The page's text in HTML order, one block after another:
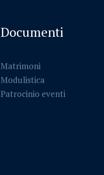
Documenti
Matrimoni
Modulistica
Patrocinio eventi